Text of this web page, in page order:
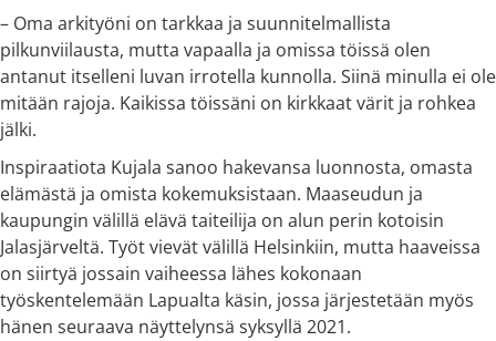
– Oma arkityöni on tarkkaa ja suunnitelmallista
pilkunviilausta, mutta vapaalla ja omissa töissä olen
antanut itselleni luvan irrotella kunnolla. Siinä minulla ei ole
mitään rajoja. Kaikissa töissäni on kirkkaat värit ja rohkea
jälki.
Inspiraatiota Kujala sanoo hakevansa luonnosta, omasta
elämästä ja omista kokemuksistaan. Maaseudun ja
kaupungin välillä elävä taiteilija on alun perin kotoisin
Jalasjärveltä. Työt vievät välillä Helsinkiin, mutta haaveissa
on siirtyä jossain vaiheessa lähes kokonaan
työskentelemään Lapualta käsin, jossa järjestetään myös
hänen seuraava näyttelynsä syksyllä 2021.